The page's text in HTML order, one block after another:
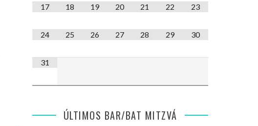
17 18 19 20 21 22 23
24 25 26 27 28 29 30
31
ÚLTIMOS BAR/BAT MITZVÁ